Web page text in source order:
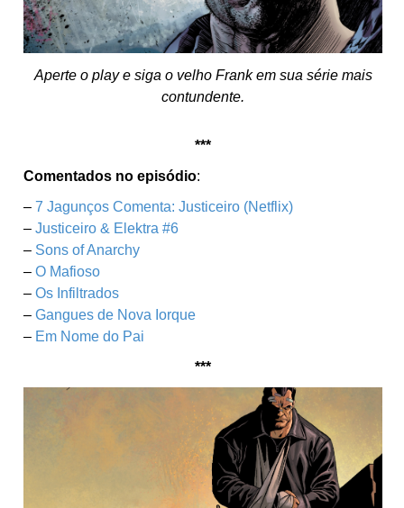
Aperte o play e siga o velho Frank em sua série mais
contundente.
***
Comentados no episódio:
– 7 Jagunços Comenta: Justiceiro (Netflix)
– Justiceiro & Elektra #6
– Sons of Anarchy
– O Mafioso
– Os Infiltrados
– Gangues de Nova Iorque
– Em Nome do Pai
***